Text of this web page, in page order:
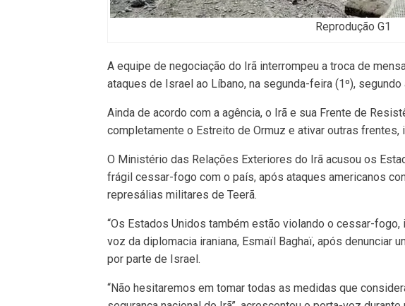
Reprodução G1
A equipe de negociação do Irã interrompeu a troca de
ataques de Israel ao Líbano, na segunda-feira (1º),
Ainda de acordo com a agência, o Irã e sua Frente de
completamente o Estreito de Ormuz e ativar outras
O Ministério das Relações Exteriores do Irã acusou os
frágil cessar-fogo com o país, após ataques americanos
represálias militares de Teerã.
“Os Estados Unidos também estão violando o cessar-fogo,
voz da diplomacia iraniana, Esmaïl Baghaï, após denunciar
por parte de Israel.
“Não hesitaremos em tomar todas as medidas que